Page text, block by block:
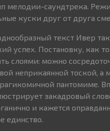
мелодии-саундтрека.
куски друг от друга
текст Ивер
успех. Постановку, как
слоями: можно
неприкаянной тоской, а
пантомиме.
закадровый
и кажется
единство.